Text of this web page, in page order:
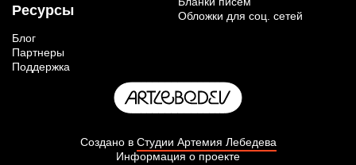
Ресурсы
Блог
Партнеры
Поддержка
Обложки для соц. сетей
Создано в Студии Артемия Лебедева
Информация о проекте